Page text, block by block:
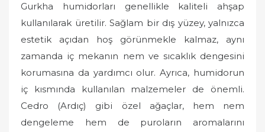
Gurkha humidorları genellikle kaliteli ahşap
kullanılarak üretilir. Sağlam bir dış yüzey, yalnızca
estetik açıdan hoş görünmekle kalmaz, aynı
zamanda iç mekanın nem ve sıcaklık dengesini
korumasına da yardımcı olur. Ayrıca, humidorun
iç kısmında kullanılan malzemeler de önemli.
Cedro (Ardıç) gibi özel ağaçlar, hem nem
dengeleme hem de puroların aromalarını